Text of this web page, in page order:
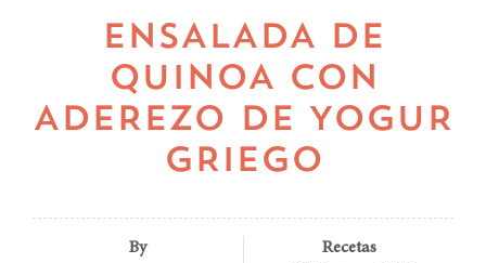
ENSALADA DE
QUINOA CON
ADEREZO DE YOGUR
GRIEGO
By
Recetas